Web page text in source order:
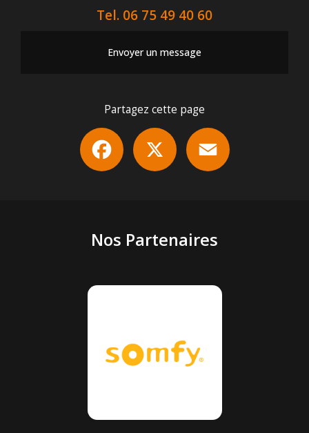
Tel. 06 75 49 40 60
Envoyer un message
Partagez cette page
Facebook
Nos Partenaires